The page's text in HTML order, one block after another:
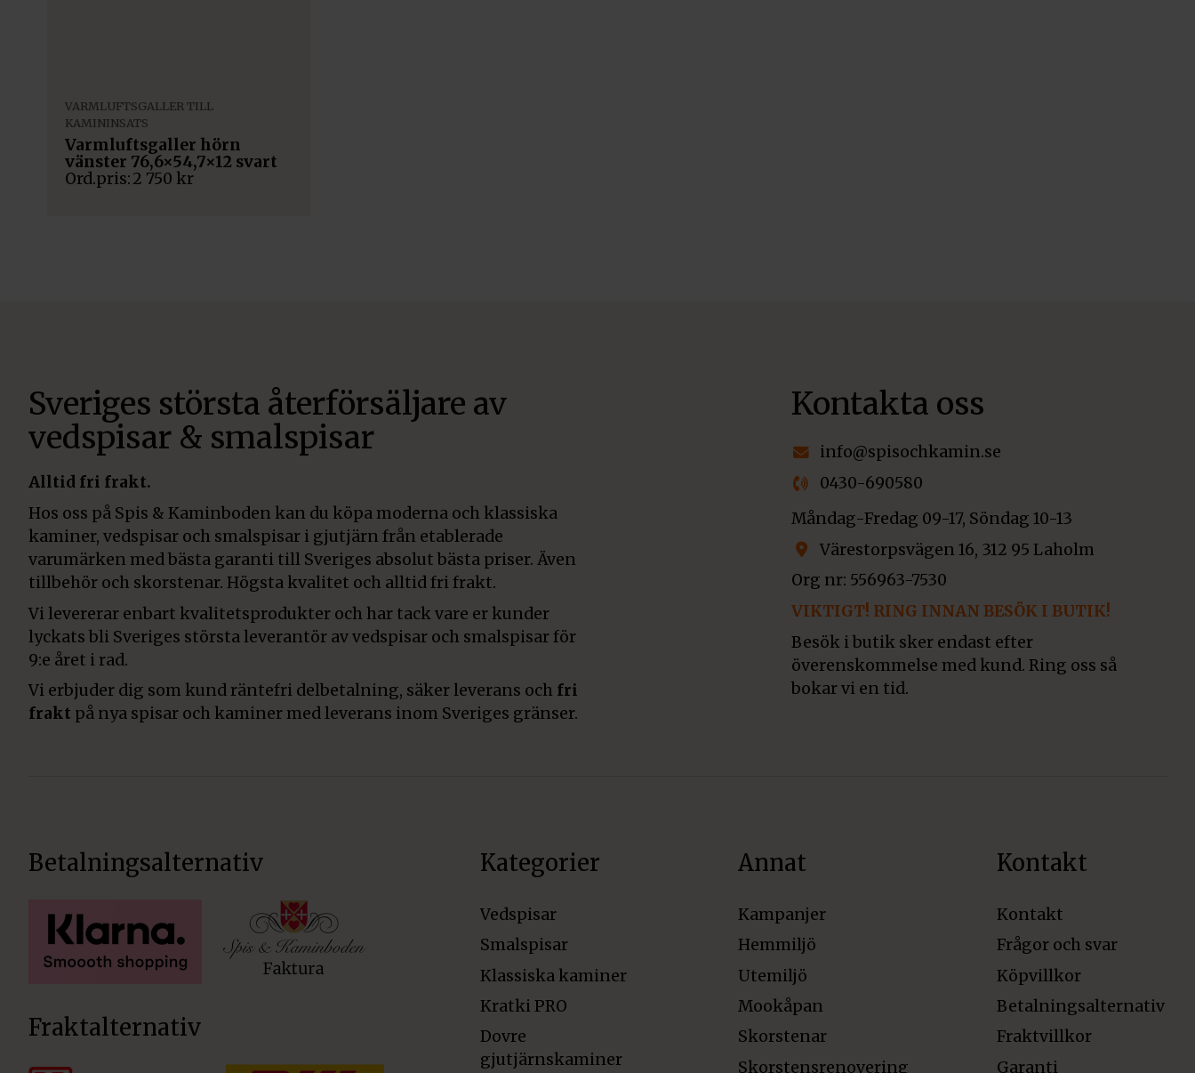
VARMLUFTSGALLER TILL
KAMININSATS
Varmluftsgaller hörn
vänster 76,6×54,7×12 svart
2 750 kr
Sveriges största återförsäljare av
vedspisar & smalspisar
Alltid fri frakt.
Hos oss på Spis & Kaminboden kan du köpa moderna och klassiska
kaminer, vedspisar och smalspisar i gjutjärn från etablerade
varumärken med bästa garanti till Sveriges absolut bästa priser. Även
tillbehör och skorstenar. Högsta kvalitet och alltid fri frakt.
Vi levererar enbart kvalitetsprodukter och har tack vare er kunder
lyckats bli Sveriges största leverantör av vedspisar och smalspisar för
9:e året i rad.
Vi erbjuder dig som kund räntefri delbetalning, säker leverans och fri
frakt på nya spisar och kaminer med leverans inom Sveriges gränser.
Kontakta oss
info@spisochkamin.se
0430-690580
Måndag-Fredag 09-17, Söndag 10-13
Värestorpsvägen 16, 312 95 Laholm
Org nr: 556963-7530
VIKTIGT! RING INNAN BESÖK I BUTIK!
Besök i butik sker endast efter
överenskommelse med kund. Ring oss så
bokar vi en tid.
Betalningsalternativ
Fraktalternativ
Kategorier
Vedspisar
Smalspisar
Klassiska kaminer
Kratki PRO
Dovre
gjutjärnskaminer
Annat
Kampanjer
Hemmiljö
Utemiljö
Mookåpan
Skorstenar
Skorstensrenovering
Kontakt
Kontakt
Frågor och svar
Köpvillkor
Betalningsalternativ
Fraktvillkor
Garanti